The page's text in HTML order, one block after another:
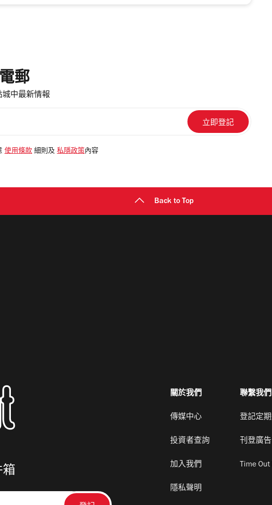
郵
城中最新情報
使用條款 細則及 私隱政策 內容
Back to Top
關於我們
傳媒中心
投資者查詢
加入我們
隱私聲明
聯繫我們
登記定
刊登廣告
Time